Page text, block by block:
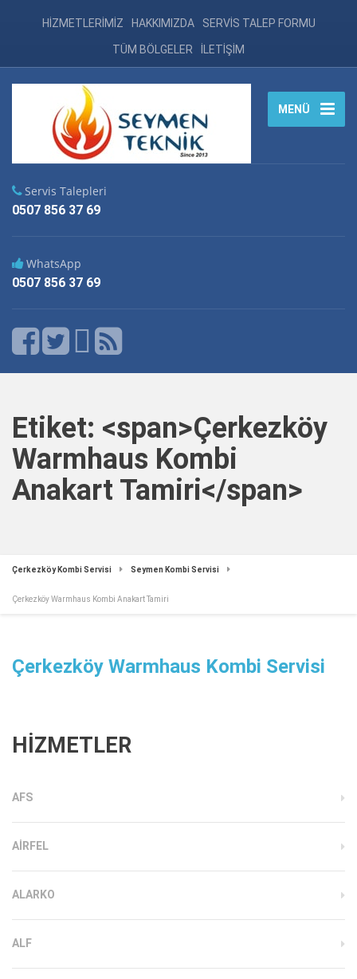
HİZMETLERİMİZ HAKKIMIZDA SERVİS TALEP FORMU
TÜM BÖLGELER İLETİŞİM
MENÜ
Servis Talepleri
0507 856 37 69
WhatsApp
0507 856 37 69
Etiket: <span>Çerkezköy
Warmhaus Kombi
Anakart Tamiri</span>
Çerkezköy Kombi Servisi Seymen Kombi Servisi
Çerkezköy Warmhaus Kombi Anakart Tamiri
Çerkezköy Warmhaus Kombi Servisi
HİZMETLER
AFS
AIRFEL
ALARKO
ALF